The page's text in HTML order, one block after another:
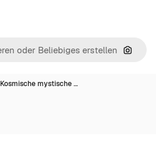
Nach
Kosmische mystische …